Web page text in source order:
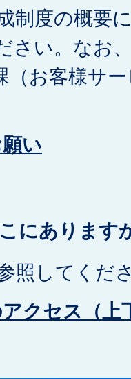
制度の概要
さい。なお
（お客様サ
い
にあります
照してくだ
クセス（上